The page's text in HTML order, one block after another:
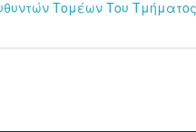
Τομέων Του